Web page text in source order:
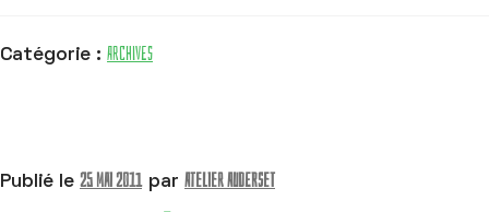
Catégorie : Archives
Publié le 25 mai 2011 par Atelier Auderset